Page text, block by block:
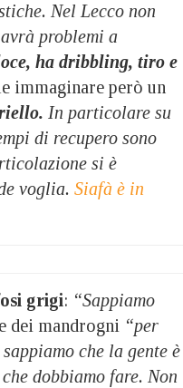
Nel Lecco non
problemi a
ha dribbling, tiro e
immaginare però un
In particolare su
di recupero sono
si è
voglia. Siafà è in
grigi: “Sappiamo
dei mandrogni “per
che la gente è
dobbiamo fare. Non